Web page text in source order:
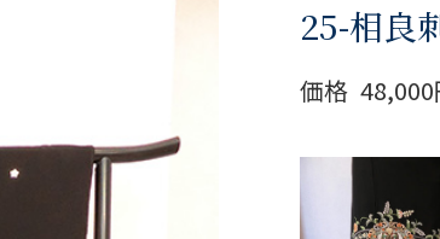
25-相良
価格 48,000